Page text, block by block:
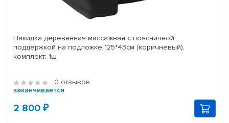
Накидка деревянная массажная с поясничной
поддержкой на подложке 125*43см (коричневый),
комплект: 1ш
0 отзывов
заканчивается
2 800 ₽